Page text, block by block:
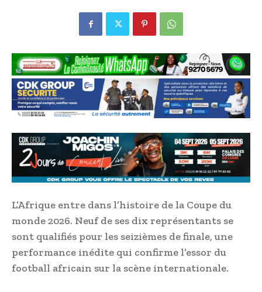
L’Afrique entre dans l’histoire de la Coupe du
monde 2026. Neuf de ses dix représentants se
sont qualifiés pour les seizièmes de finale, une
performance inédite qui confirme l’essor du
football africain sur la scène internationale.